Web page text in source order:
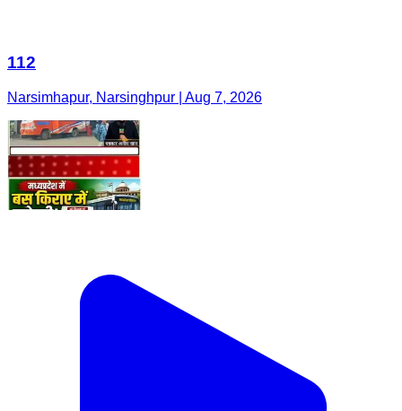
112
Narsimhapur, Narsinghpur | Aug 7, 2026